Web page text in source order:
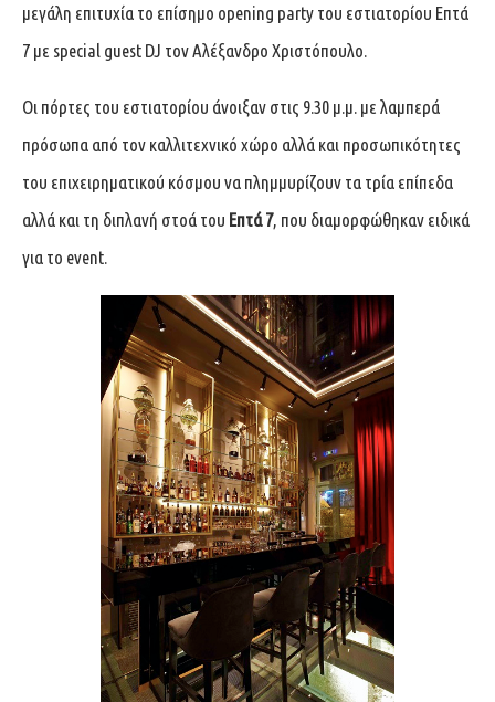
μεγάλη επιτυχία το επίσημο opening party του εστιατορίου Επτά
7 με special guest DJ τον Αλέξανδρο Χριστόπουλο.
Οι πόρτες του εστιατορίου άνοιξαν στις 9.30 μ.μ. με λαμπερά
πρόσωπα από τον καλλιτεχνικό χώρο αλλά και προσωπικότητες
του επιχειρηματικού κόσμου να πλημμυρίζουν τα τρία επίπεδα
αλλά και τη διπλανή στοά του Επτά 7, που διαμορφώθηκαν ειδικά
για τo event.